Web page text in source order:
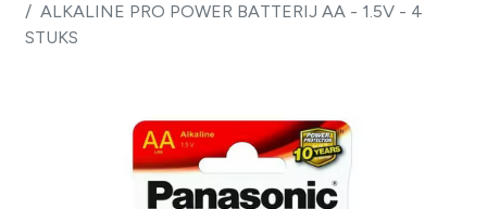
ALKALINE PRO POWER BATTERIJ AA - 1.5V - 4
STUKS